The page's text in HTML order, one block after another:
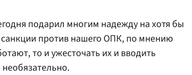
подарил многим надежду на хотя бы
против нашего ОПК, по мнению
то и ужесточать их и вводить